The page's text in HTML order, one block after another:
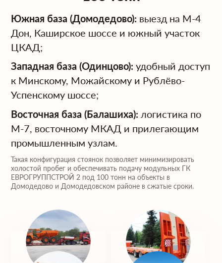
выгрузку на объекте.
Если вам нужно надёжно перевезти груз
весом до 100 тонн, доверьте задачу
команде, которая работает с
тяжеловесами ежедневно. Оставьте
заявку — мы подготовим техническое
решение и коммерческое предложение в
кратчайшие сроки.
Южная база (Домодедово): выезд на М-4
Дон, Каширское шоссе и южный участок
ЦКАД;
Западная база (Одинцово): удобный доступ
к Минскому, Можайскому и Рублёво-
Успенскому шоссе;
Восточная база (Балашиха): логистика по
М-7, восточному МКАД и прилегающим
промышленным узлам.
Такая конфигурация стоянок позволяет минимизировать
холостой пробег и обеспечивать подачу модульных ГК
ЕВРОГРУППСТРОЙ 2 под 100 тонн на объекты в
Домодедово и Домодедовском районе в сжатые сроки.